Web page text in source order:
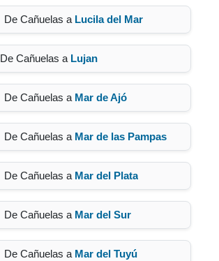
De Cañuelas a Lucila del Mar
De Cañuelas a Lujan
De Cañuelas a Mar de Ajó
De Cañuelas a Mar de las Pampas
De Cañuelas a Mar del Plata
De Cañuelas a Mar del Sur
De Cañuelas a Mar del Tuyú